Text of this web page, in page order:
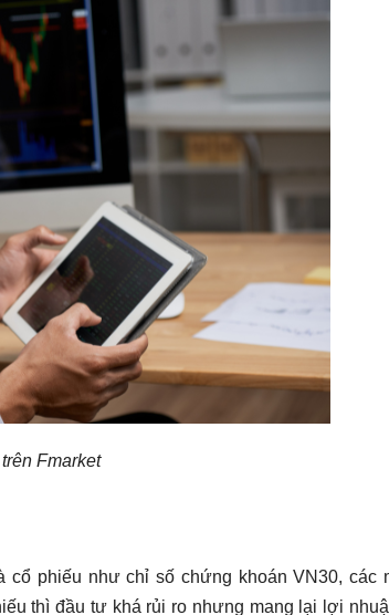
Fmarket
phiếu như chỉ số chứng khoán VN30, các
thì đầu tư khá rủi ro nhưng mang lại lợi